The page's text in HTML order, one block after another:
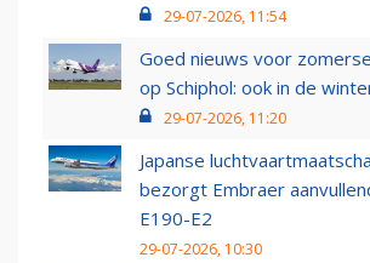
29-07-2026, 11:54
Goed nieuws voor
op Schiphol: ook in de
29-07-2026, 11:20
Japanse
bezorgt Embraer
E190-E2
29-07-2026, 10:30